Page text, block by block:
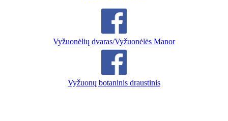
Vyžuonėlių dvaras/Vyžuonėlės Manor
Vyžuonų botaninis draustinis